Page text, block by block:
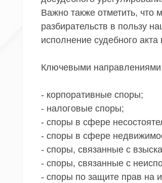
Важно также отметить,
разбирательств в пользу
исполнение судебного
Ключевыми направлениями
- корпоративные споры;
- налоговые споры;
- споры в сфере
- споры в сфере
- споры, связанные с
- споры, связанные с
- споры по защите прав на